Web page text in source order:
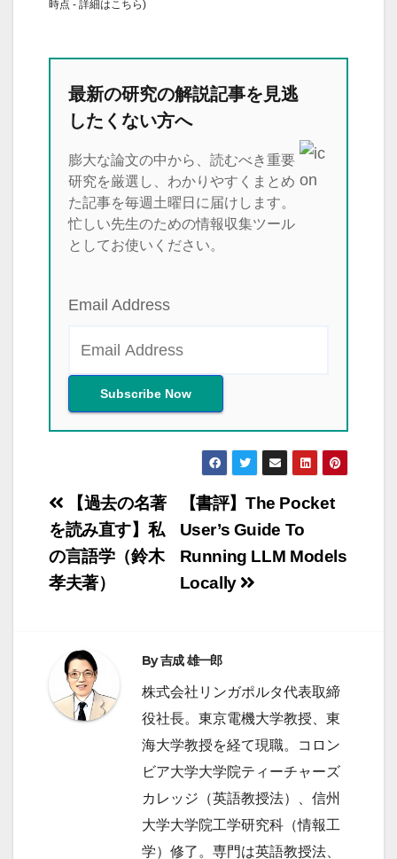
時点 - 詳細はこちら)
最新の研究の解説記事を見逃
したくない方へ
膨大な論文の中から、読むべき重要
研究を厳選し、わかりやすくまとめ
た記事を毎週土曜日に届けします。
忙しい先生のための情報収集ツール
としてお使いください。
Email Address
投
稿
ナ
ビ
ー
シ
ョ
【書評】The Pocket
User’s Guide To
Running LLM Models
Locally
【過去の名著
を読み直す】私
の言語学（鈴木
孝夫著）
By吉成 雄一郎
株式会社リンガポルタ代表取締
役社長。東京電機大学教授、東
海大学教授を経て現職。コロン
ビア大学大学院ティーチャーズ
カレッジ（英語教授法）、信州
大学大学院工学研究科（情報工
学）修了。専門は英語教授法、